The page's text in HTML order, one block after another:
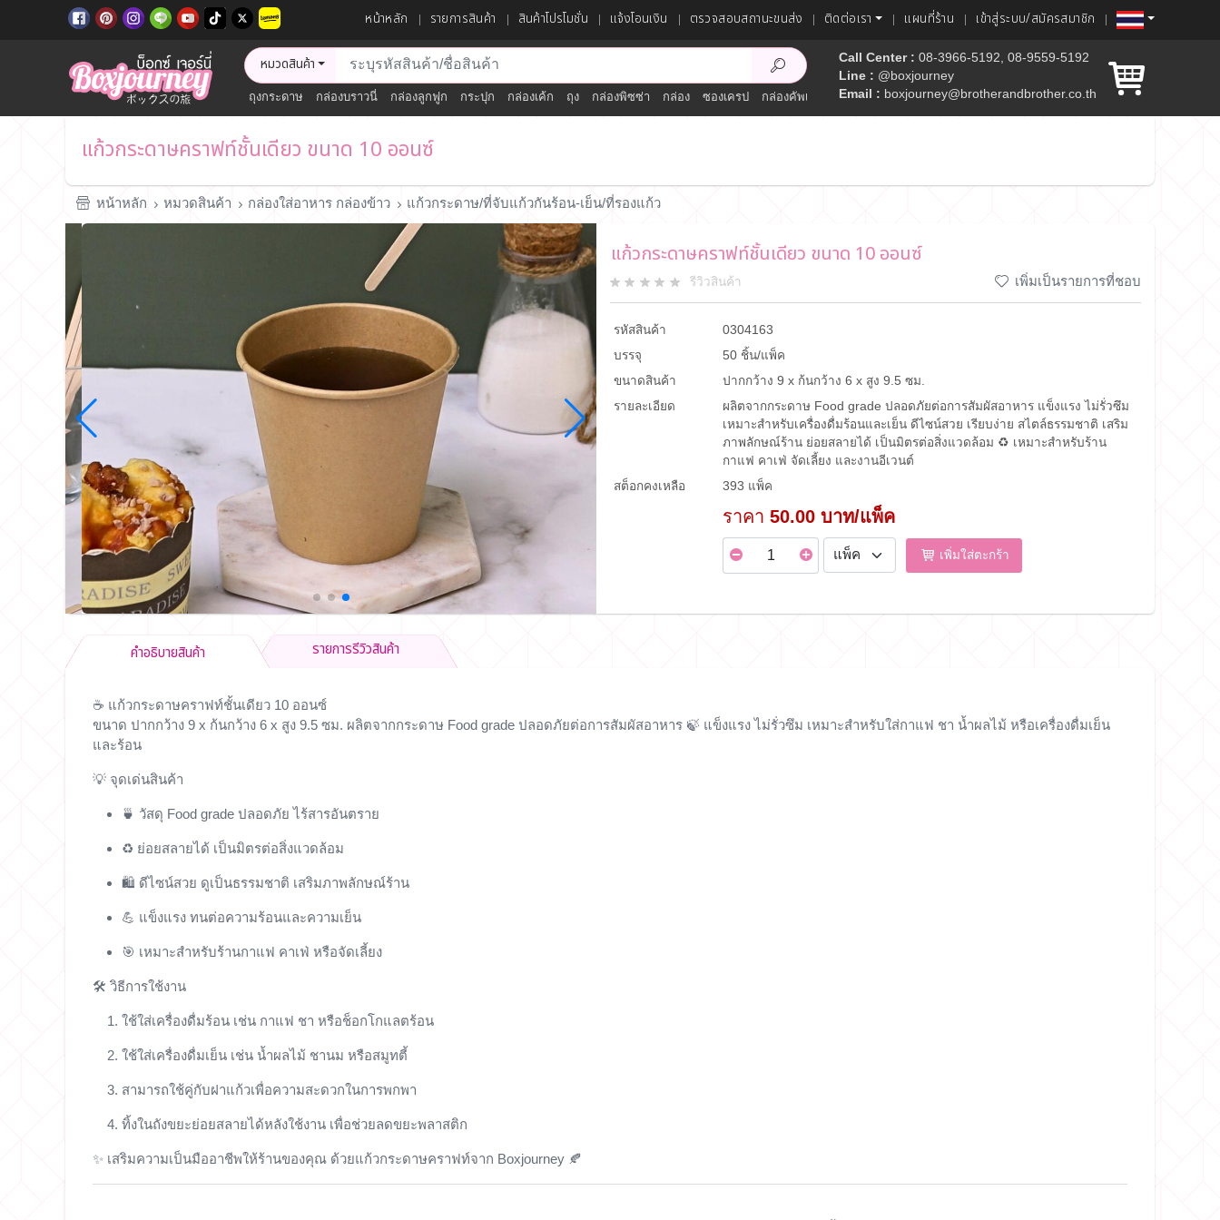
หน้าหลัก รายการสินค้า สินค้าโปรโมชั่น แจ้งโอนเงิน ตรวจสอบสถานะขนส่ง ติดต่อเรา แผนที่ร้าน เข้าสู่ระบบ/สมัครสมาชิก
หมวดสินค้า
ถุงกระดาษ กล่องบราวนี่ กล่องลูกฟูก กระปุก กล่องเค้ก ถุง กล่องพิซซ่า กล่อง ซองเครป กล่องคัพเค้ก
Call Center : 08-3966-5192, 08-9559-5192
Line : @boxjourney
Email : boxjourney@brotherandbrother.co.th
แก้วกระดาษคราฟท์ชั้นเดียว ขนาด 10 ออนซ์
หน้าหลัก หมวดสินค้า กล่องใส่อาหาร กล่องข้าว แก้วกระดาษ/ที่จับแก้วกันร้อน-เย็น/ที่รองแก้ว
แก้วกระดาษคราฟท์ชั้นเดียว ขนาด 10 ออนซ์
รีวิวสินค้า เพิ่มเป็นรายการที่ชอบ
รหัสสินค้า
0304163
บรรจุ
50 ชิ้น/แพ็ค
ขนาดสินค้า
ปากกว้าง 9 x ก้นกว้าง 6 x สูง 9.5 ซม.
รายละเอียด
ผลิตจากกระดาษ Food grade ปลอดภัยต่อการสัมผัสอาหาร แข็งแรง ไม่รั่วซึม
เหมาะสำหรับเครื่องดื่มร้อนและเย็น ดีไซน์สวย เรียบง่าย สไตล์ธรรมชาติ เสริม
ภาพลักษณ์ร้าน ย่อยสลายได้ เป็นมิตรต่อสิ่งแวดล้อม ♻️ เหมาะสำหรับร้าน
กาแฟ คาเฟ่ จัดเลี้ยง และงานอีเวนต์
สต็อกคงเหลือ
393 แพ็ค
ราคา 50.00 บาท/แพ็ค
เพิ่มใส่ตะกร้า
คำอธิบายสินค้า รายการรีวิวสินค้า
☕ แก้วกระดาษคราฟท์ชั้นเดียว 10 ออนซ์
ขนาด ปากกว้าง 9 x ก้นกว้าง 6 x สูง 9.5 ซม. ผลิตจากกระดาษ Food grade ปลอดภัยต่อการสัมผัสอาหาร 🍃 แข็งแรง ไม่รั่วซึม เหมาะสำหรับใส่กาแฟ ชา น้ำผลไม้ หรือเครื่องดื่มเย็น
และร้อน
💡 จุดเด่นสินค้า
🍵 วัสดุ Food grade ปลอดภัย ไร้สารอันตราย
♻️ ย่อยสลายได้ เป็นมิตรต่อสิ่งแวดล้อม
🛍 ดีไซน์สวย ดูเป็นธรรมชาติ เสริมภาพลักษณ์ร้าน
💪 แข็งแรง ทนต่อความร้อนและความเย็น
🎯 เหมาะสำหรับร้านกาแฟ คาเฟ่ หรือจัดเลี้ยง
🛠 วิธีการใช้งาน
ใช้ใส่เครื่องดื่มร้อน เช่น กาแฟ ชา หรือช็อกโกแลตร้อน
ใช้ใส่เครื่องดื่มเย็น เช่น น้ำผลไม้ ชานม หรือสมูทตี้
สามารถใช้คู่กับฝาแก้วเพื่อความสะดวกในการพกพา
ทิ้งในถังขยะย่อยสลายได้หลังใช้งาน เพื่อช่วยลดขยะพลาสติก
✨ เสริมความเป็นมืออาชีพให้ร้านของคุณ ด้วยแก้วกระดาษคราฟท์จาก Boxjourney 🍂